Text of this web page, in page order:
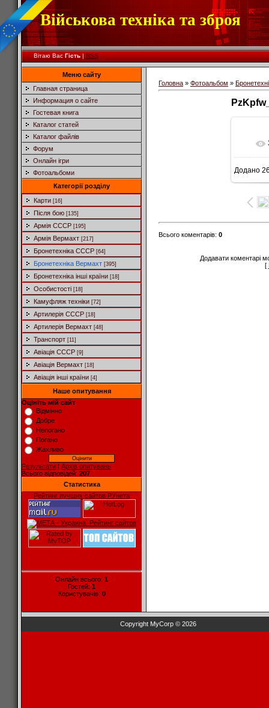
Військова техніка та зброя
Вітаю Вас Гість|RSS
Меню сайту
Главная страница
Информация о сайте
Гостевая книга
Каталог статей
Каталог файлів
Форум
Онлайн ігри
Фотоальбоми
Категорії розділу
Карти [16]
Після бою [135]
Армія СССР [195]
Армія Вермахт [217]
Бронетехніка СССР [64]
Бронетехніка Вермахт [395]
Бронетехніка інші країни [18]
Особистості [18]
Камуфляж техніки [72]
Артилерія СССР [18]
Артилерія Вермахт [48]
Транспорт [11]
Авіація СССР [9]
Авіація Вермахт [18]
Авіація інші країни [4]
Наше опитування
Оцініть мій сайт
Відмінно
Добре
Непогано
Погано
Жахливо
Результати | Архів опитувань
Всього відповідей: 207
Статистика
Рейтинг лучших сайтов РУнета
Онлайн всього: 1
Гостей: 1
Користувачів: 0
Головна » Фотоальбом »
Додано
Всього коментарів: 0
Додавати коментарі
[
Copyright MyCorp © 2026